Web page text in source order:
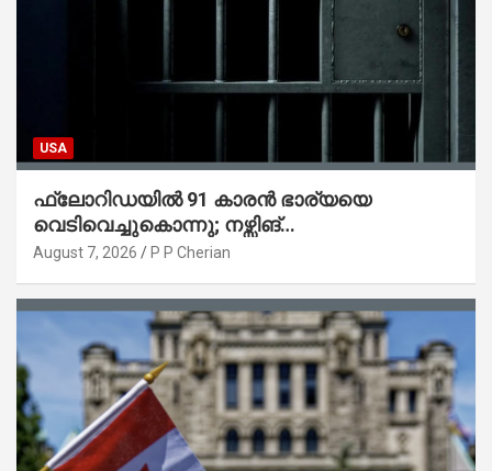
USA
ഫ്ലോറിഡയിൽ 91 കാരൻ ഭാര്യയെ
വെടിവെച്ചുകൊന്നു; നഴ്സിങ്
ഹോമിലാക്കില്ലെന്ന് നൽകിയ വാഗ്ദാനം
August 7, 2026 P P Cherian